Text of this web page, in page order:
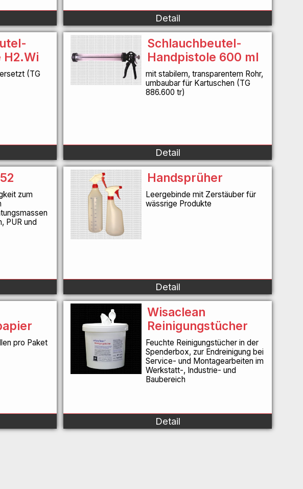
Detail
H2.Wi
(TG
Schlauchbeutel-
Handpistole 600 ml
mit stabilem, transparentem Rohr,
umbaubar für Kartuschen (TG
886.600 tr)
Detail
zum
PUR und
Handsprüher
Leergebinde mit Zerstäuber für
wässrige Produkte
Detail
pro Paket
Wisaclean
Reinigungstücher
Feuchte Reinigungstücher in der
Spenderbox, zur Endreinigung bei
Service- und Montagearbeiten im
Werkstatt-, Industrie- und
Baubereich
Detail